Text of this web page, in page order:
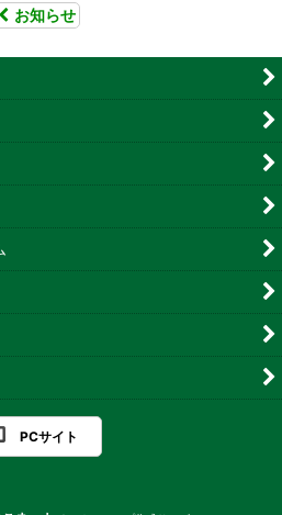
お知らせ
PCサイト